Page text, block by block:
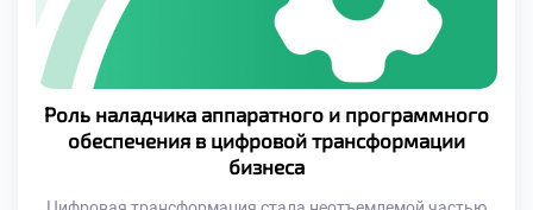
Роль наладчика аппаратного и программного
обеспечения в цифровой трансформации
бизнеса